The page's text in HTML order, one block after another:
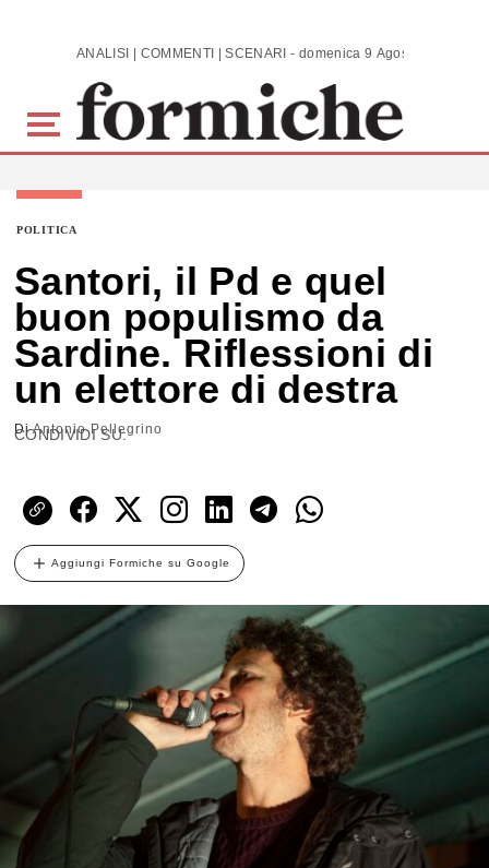
Skip to main content ANALISI | COMMENTI | SCENARI - domenica 9 Agosto 2026
POLITICA
Santori, il Pd e quel
buon populismo da
Sardine. Riflessioni di
un elettore di destra
DiAntonio Pellegrino
CONDIVIDI SU:
Aggiungi Formiche su Google